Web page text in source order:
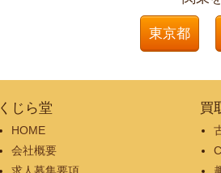
東京都
くじら堂
HOME
会社概要
買